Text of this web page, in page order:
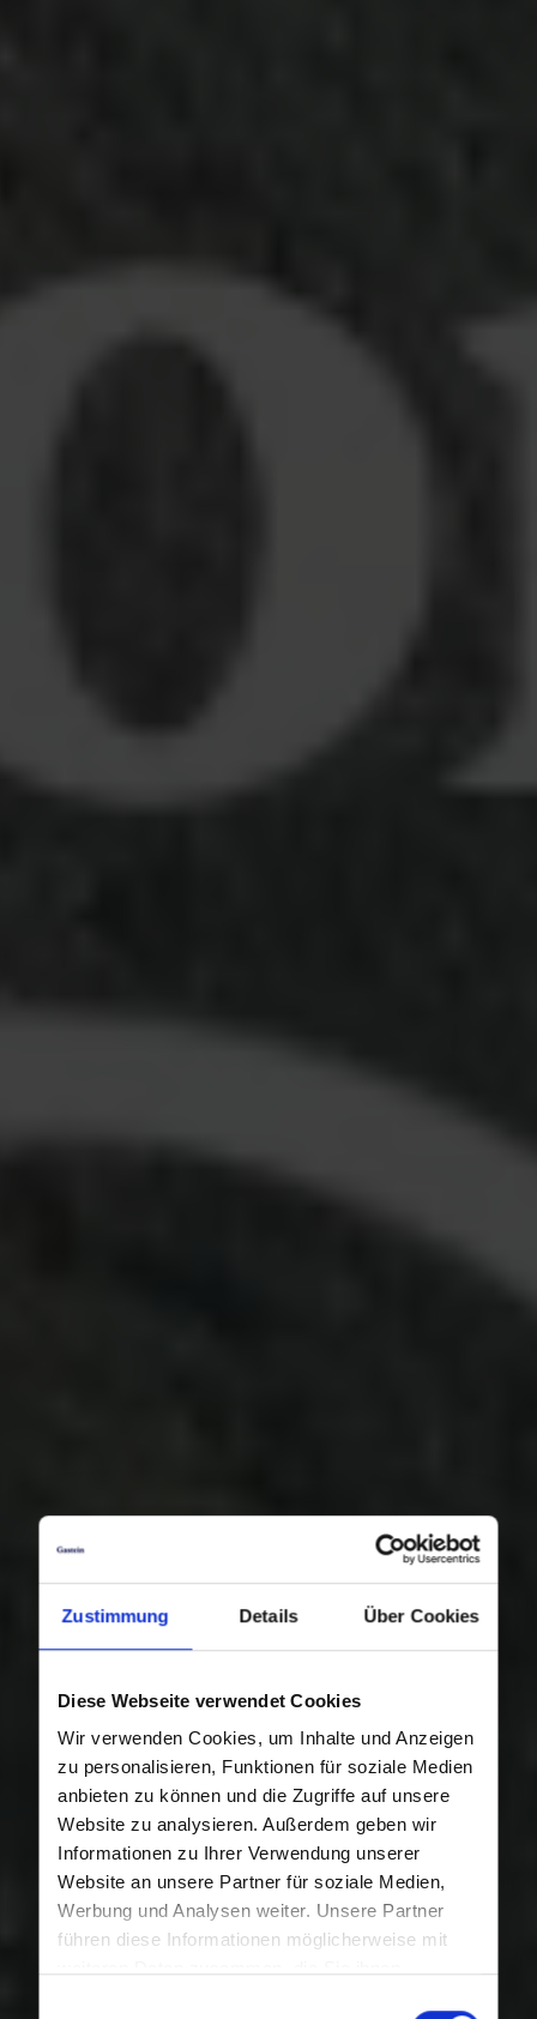
Zustimmung Details Über Cookies
Diese Webseite verwendet Cookies
Wir verwenden Cookies, um Inhalte und Anzeigen
zu personalisieren, Funktionen für soziale Medien
anbieten zu können und die Zugriffe auf unsere
Website zu analysieren. Außerdem geben wir
Informationen zu Ihrer Verwendung unserer
Website an unsere Partner für soziale Medien,
Werbung und Analysen weiter. Unsere Partner
führen diese Informationen möglicherweise mit